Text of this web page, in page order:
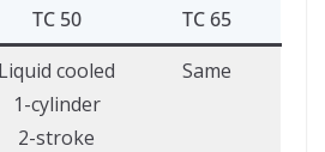
TC 50
TC 65
Liquid cooled
1-cylinder
2-stroke
Same